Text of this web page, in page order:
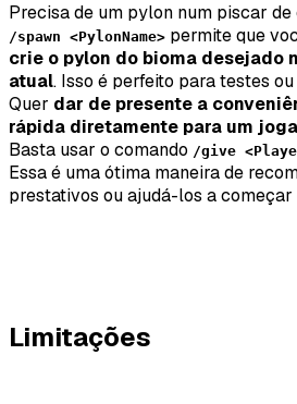
Precisa de um pylon num piscar de
/spawn <PylonName> permite que
crie o pylon do bioma desejado
atual. Isso é perfeito para testes
Quer dar de presente a
rápida diretamente para um
Basta usar o comando /give
Essa é uma ótima maneira de
prestativos ou ajudá-los a começar
Limitações